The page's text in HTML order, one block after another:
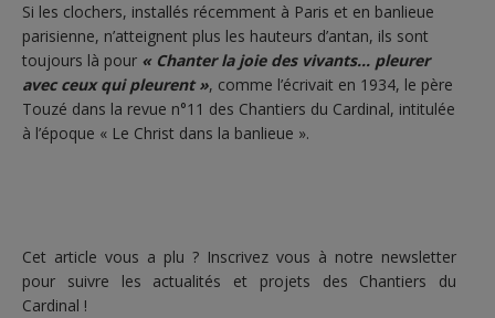
Si les clochers, installés récemment à Paris et en banlieue
parisienne, n’atteignent plus les hauteurs d’antan, ils sont
toujours là pour « Chanter la joie des vivants… pleurer
avec ceux qui pleurent », comme l’écrivait en 1934, le père
Touzé dans la revue n°11 des Chantiers du Cardinal, intitulée
à l’époque « Le Christ dans la banlieue ».
Cet article vous a plu ? Inscrivez vous à notre newsletter
pour suivre les actualités et projets des Chantiers du
Cardinal !